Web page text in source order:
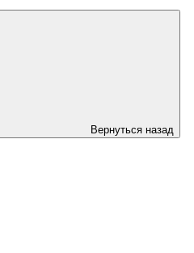
Вернуться назад